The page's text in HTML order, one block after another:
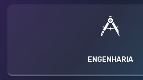
ENGENHARIA